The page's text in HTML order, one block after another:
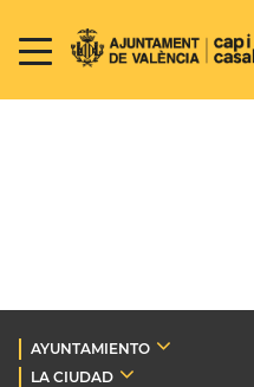
AYUNTAMIENTO
LA CIUDAD